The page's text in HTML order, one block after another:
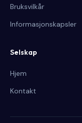
Bruksvilkår
Informasjonskapsler
Selskap
Hjem
Kontakt